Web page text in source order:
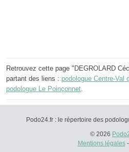
Retrouvez cette page "DEGROLARD
partant des liens : podologue Centre-Val
podologue Le Poinçonnet.
Podo24.fr : le répertoire des
© 2026
Mentions légales-